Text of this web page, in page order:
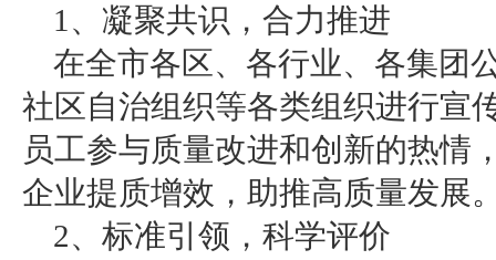
1、凝聚共识，合力推进
在全市各区、各行业、各集团
社区自治组织等各类组织进行宣
员工参与质量改进和创新的热情
企业提质增效，助推高质量发展
2、标准引领，科学评价